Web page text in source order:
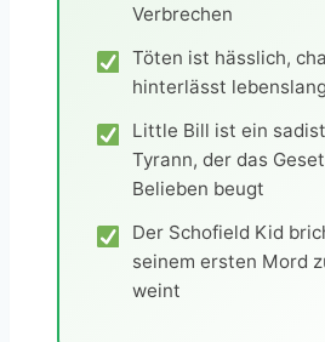
Verbrechen
Töten ist hässlich,
hinterlässt
Little Bill ist ein
Tyrann, der das
Belieben beugt
Der Schofield Kid
seinem ersten Mord
weint